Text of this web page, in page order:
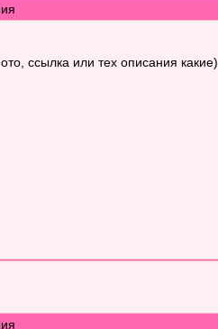
ссылка или тех описания какие).